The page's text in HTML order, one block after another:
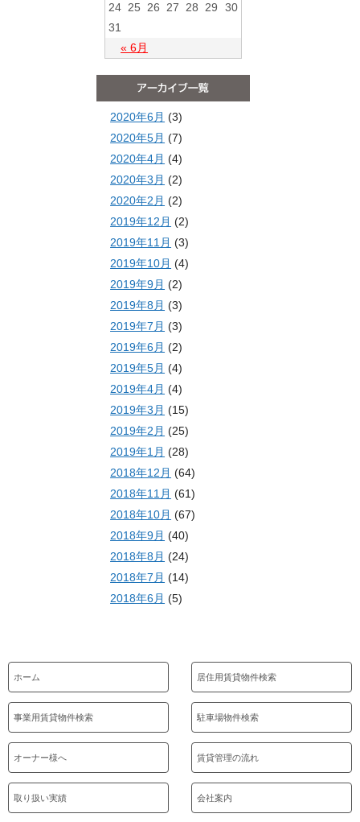
« 6月
24 25 26 27 28 29
30
31
2020年6月 (3)
2020年5月 (7)
2020年4月 (4)
2020年3月 (2)
2020年2月 (2)
2019年12月 (2)
2019年11月 (3)
2019年10月 (4)
2019年9月 (2)
2019年8月 (3)
2019年7月 (3)
2019年6月 (2)
2019年5月 (4)
2019年4月 (4)
2019年3月 (15)
2019年2月 (25)
2019年1月 (28)
2018年12月 (64)
2018年11月 (61)
2018年10月 (67)
2018年9月 (40)
2018年8月 (24)
2018年7月 (14)
2018年6月 (5)
ホーム 居住用賃貸物件検索
事業用賃貸物件検索 駐車場物件検索
オーナー様へ 賃貸管理の流れ
取り扱い実績 会社案内